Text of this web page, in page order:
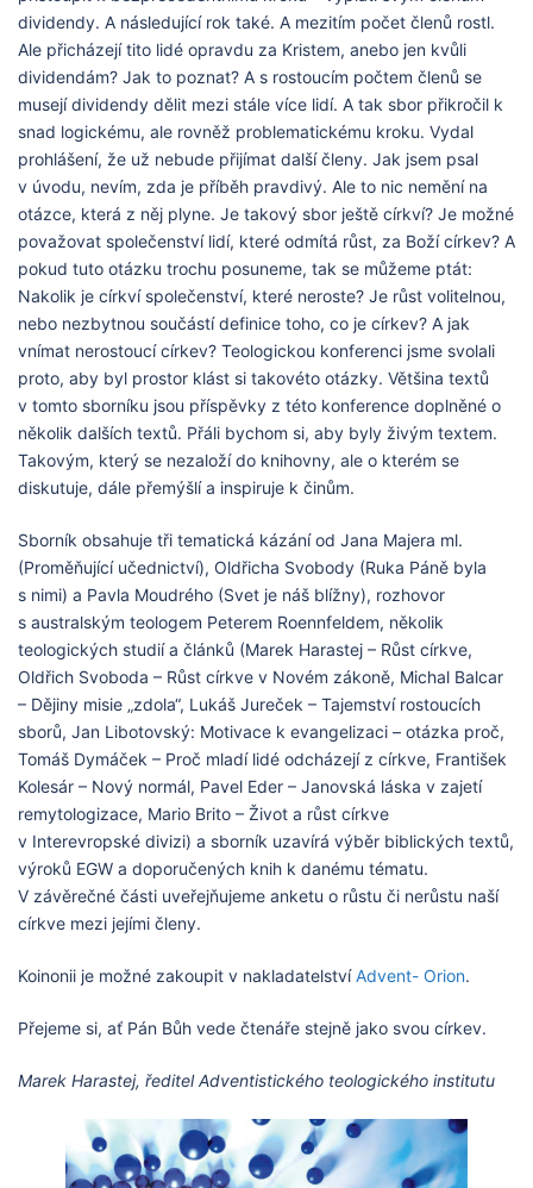
dividendy. A následující rok také. A mezitím počet členů rostl.
Ale přicházejí tito lidé opravdu za Kristem, anebo jen kvůli
dividendám? Jak to poznat? A s rostoucím počtem členů se
musejí dividendy dělit mezi stále více lidí. A tak sbor přikročil k
snad logickému, ale rovněž problematickému kroku. Vydal
prohlášení, že už nebude přijímat další členy. Jak jsem psal
v úvodu, nevím, zda je příběh pravdivý. Ale to nic nemění na
otázce, která z něj plyne. Je takový sbor ještě církví? Je možné
považovat společenství lidí, které odmítá růst, za Boží církev? A
pokud tuto otázku trochu posuneme, tak se můžeme ptát:
Nakolik je církví společenství, které neroste? Je růst volitelnou,
nebo nezbytnou součástí definice toho, co je církev? A jak
vnímat nerostoucí církev? Teologickou konferenci jsme svolali
proto, aby byl prostor klást si takovéto otázky. Většina textů
v tomto sborníku jsou příspěvky z této konference doplněné o
několik dalších textů. Přáli bychom si, aby byly živým textem.
Takovým, který se nezaloží do knihovny, ale o kterém se
diskutuje, dále přemýšlí a inspiruje k činům.
Sborník obsahuje tři tematická kázání od Jana Majera ml.
(Proměňující učednictví), Oldřicha Svobody (Ruka Páně byla
s nimi) a Pavla Moudrého (Svet je náš blížny), rozhovor
s australským teologem Peterem Roennfeldem, několik
teologických studií a článků (Marek Harastej – Růst církve,
Oldřich Svoboda – Růst církve v Novém zákoně, Michal Balcar
– Dějiny misie „zdola“, Lukáš Jureček – Tajemství rostoucích
sborů, Jan Libotovský: Motivace k evangelizaci – otázka proč,
Tomáš Dymáček – Proč mladí lidé odcházejí z církve, František
Kolesár – Nový normál, Pavel Eder – Janovská láska v zajetí
remytologizace, Mario Brito – Život a růst církve
v Interevropské divizi) a sborník uzavírá výběr biblických textů,
výroků EGW a doporučených knih k danému tématu.
V závěrečné části uveřejňujeme anketu o růstu či nerůstu naší
církve mezi jejími členy.
Koinonii je možné zakoupit v nakladatelstvíAdvent- Orion.
Přejeme si, ať Pán Bůh vede čtenáře stejně jako svou církev.
Marek Harastej, ředitel Adventistického teologického institutu